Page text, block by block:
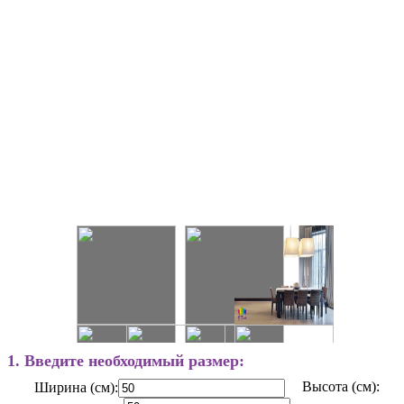
1. Введите необходимый размер:
Ширина (см): Высота (см):